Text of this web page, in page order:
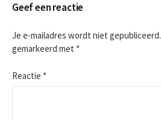
Geef een reactie
Je e-mailadres wordt niet gepubliceerd.
gemarkeerd met *
Reactie *